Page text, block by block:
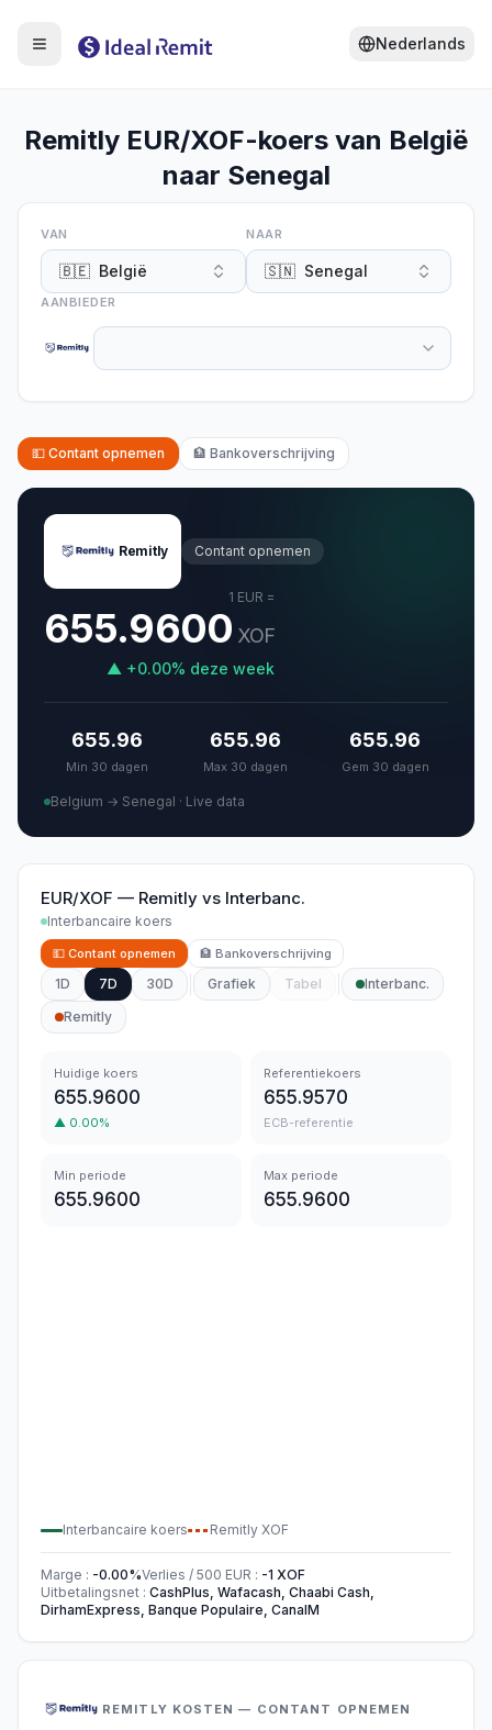
Nederlands
Remitly EUR/XOF-koers van België
naar Senegal
VAN
🇧🇪 België
NAAR
🇸🇳 Senegal
AANBIEDER
💵 Contant opnemen 🏦 Bankoverschrijving
Remitly Contant opnemen
1 EUR =
655.9600 XOF
▲ +0.00% deze week
655.96
Min 30 dagen
655.96
Max 30 dagen
655.96
Gem 30 dagen
Belgium → Senegal · Live data
EUR/XOF — Remitly vs Interbanc.
Interbancaire koers
💵 Contant opnemen 🏦 Bankoverschrijving
1D 7D 30D Grafiek Tabel
Interbanc.
Remitly
Huidige koers
655.9600
▲ 0.00%
Referentiekoers
655.9570
ECB-referentie
Min periode
655.9600
Max periode
655.9600
Interbancaire koers Remitly XOF
Marge : -0.00%Verlies / 500 EUR : -1 XOF
Uitbetalingsnet : CashPlus, Wafacash, Chaabi Cash,
DirhamExpress, Banque Populaire, CanalM
REMITLY KOSTEN — CONTANT OPNEMEN